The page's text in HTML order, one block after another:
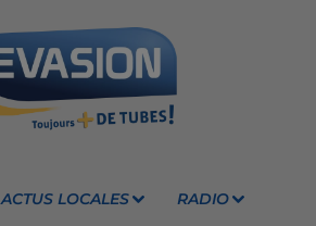
ACTUS LOCALES RADIO